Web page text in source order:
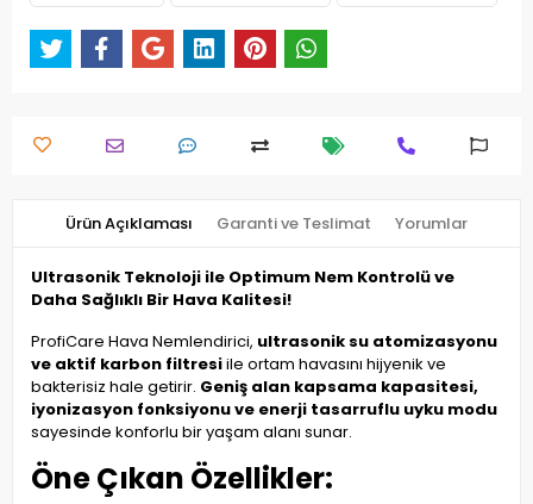
Ürün Açıklaması Garanti ve Teslimat Yorumlar
Ultrasonik Teknoloji ile Optimum Nem Kontrolü ve
Daha Sağlıklı Bir Hava Kalitesi!
ProfiCare Hava Nemlendirici, ultrasonik su atomizasyonu
ve aktif karbon filtresiile ortam havasını hijyenik ve
bakterisiz hale getirir. Geniş alan kapsama kapasitesi,
iyonizasyon fonksiyonu ve enerji tasarruflu uyku modu
sayesinde konforlu bir yaşam alanı sunar.
Öne Çıkan Özellikler: